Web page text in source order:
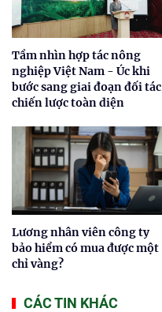
Tầm nhìn hợp tác nông
nghiệp Việt Nam - Úc khi
bước sang giai đoạn đối tác
chiến lược toàn diện
Lương nhân viên công ty
bảo hiểm có mua được một
chỉ vàng?
CÁC TIN KHÁC